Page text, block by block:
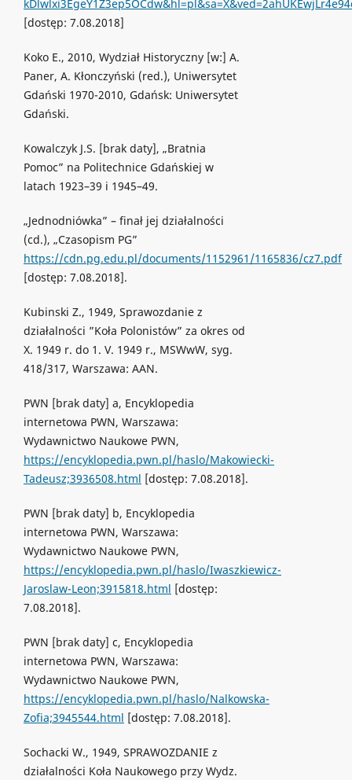
[dostęp: 7.08.2018]
Koko E., 2010, Wydział Historyczny [w:] A.
Paner, A. Kłonczyński (red.), Uniwersytet
Gdański 1970-2010, Gdańsk: Uniwersytet
Gdański.
Kowalczyk J.S. [brak daty], „Bratnia
Pomoc” na Politechnice Gdańskiej w
latach 1923–39 i 1945–49.
„Jednodniówka” – finał jej działalności
(cd.), „Czasopism PG”
https://cdn.pg.edu.pl/documents/1152961/1165836/cz7.pdf
[dostęp: 7.08.2018].
Kubinski Z., 1949, Sprawozdanie z
działalności ”Koła Polonistów” za okres od
X. 1949 r. do 1. V. 1949 r., MSWwW, syg.
418/317, Warszawa: AAN.
PWN [brak daty] a, Encyklopedia
internetowa PWN, Warszawa:
Wydawnictwo Naukowe PWN,
https://encyklopedia.pwn.pl/haslo/Makowiecki-
Tadeusz;3936508.html [dostęp: 7.08.2018].
PWN [brak daty] b, Encyklopedia
internetowa PWN, Warszawa:
Wydawnictwo Naukowe PWN,
https://encyklopedia.pwn.pl/haslo/Iwaszkiewicz-
Jaroslaw-Leon;3915818.html [dostęp:
7.08.2018].
PWN [brak daty] c, Encyklopedia
internetowa PWN, Warszawa:
Wydawnictwo Naukowe PWN,
https://encyklopedia.pwn.pl/haslo/Nalkowska-
Zofia;3945544.html [dostęp: 7.08.2018].
Sochacki W., 1949, SPRAWOZDANIE z
działalności Koła Naukowego przy Wydz.